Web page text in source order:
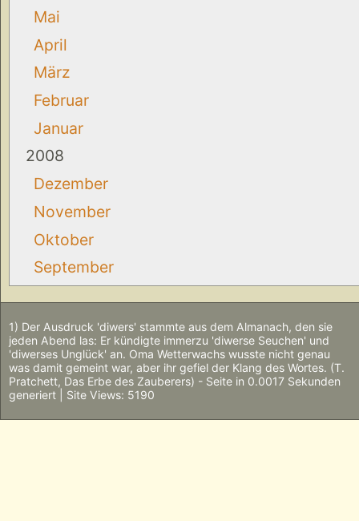
Mai
April
März
Februar
Januar
2008
Dezember
November
Oktober
September
1) Der Ausdruck 'diwers' stammte aus dem Almanach, den sie
jeden Abend las: Er kündigte immerzu 'diwerse Seuchen' und
'diwerses Unglück' an. Oma Wetterwachs wusste nicht genau
was damit gemeint war, aber ihr gefiel der Klang des Wortes. (T.
Pratchett, Das Erbe des Zauberers) - Seite in 0.0017 Sekunden
generiert | Site Views: 5190